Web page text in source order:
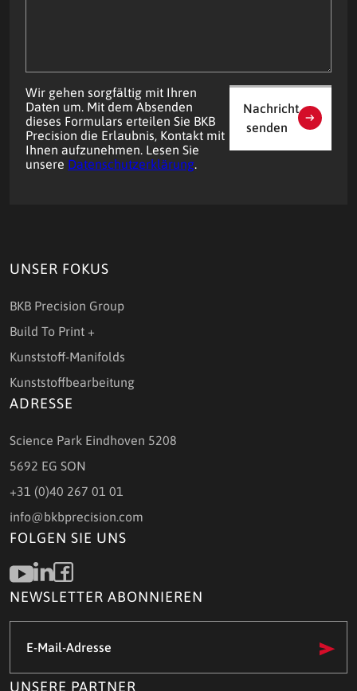
Wir gehen sorgfältig mit Ihren
Daten um. Mit dem Absenden
dieses Formulars erteilen Sie BKB
Precision die Erlaubnis, Kontakt mit
Ihnen aufzunehmen. Lesen Sie
unsere Datenschutzerklärung.
Nachricht
senden
UNSER FOKUS
BKB Precision Group
Build To Print +
Kunststoff-Manifolds
Kunststoffbearbeitung
ADRESSE
Science Park Eindhoven 5208
5692 EG SON
+31 (0)40 267 01 01
info@bkbprecision.com
FOLGEN SIE UNS
NEWSLETTER ABONNIEREN
Mail-
(Required)
UNSERE PARTNER